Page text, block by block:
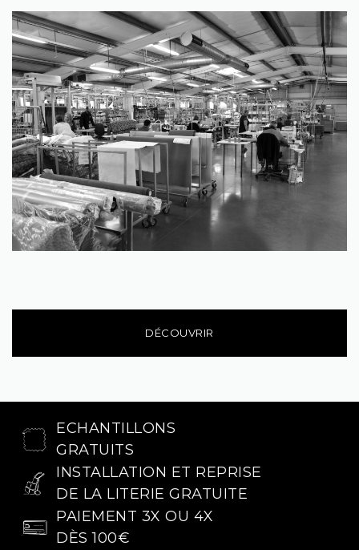
DÉCOUVRIR
ECHANTILLONS
GRATUITS
INSTALLATION ET REPRISE
DE LA LITERIE GRATUITE
PAIEMENT 3X OU 4X
DÈS 100€